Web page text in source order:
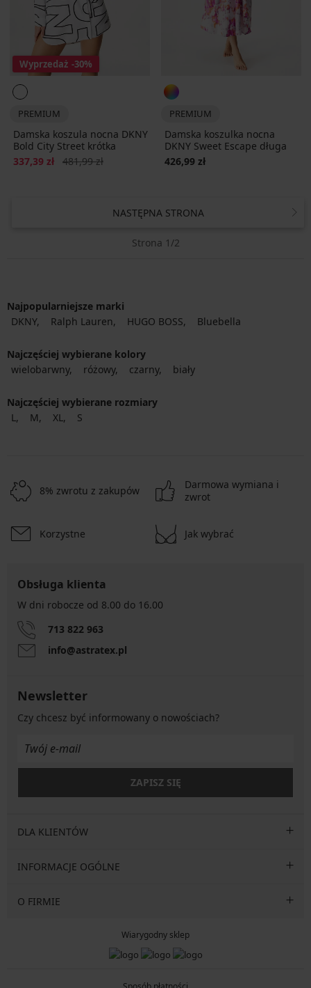
Wyprzedaż -30%
PREMIUM
Damska koszula nocna DKNY
Bold City Street krótka
Zniżka
337,39 zł Pierwotna cena
481,99 zł
PREMIUM
Damska koszulka nocna
DKNY Sweet Escape długa
426,99 zł
NASTĘPNA STRONA
Strona 1/2
Najpopularniejsze marki
DKNY
Ralph Lauren HUGO BOSS Bluebella
Najczęściej wybierane kolory
wielobarwny
różowy czarny biały
Najczęściej wybierane rozmiary
L
M XL S
8% zwrotu z zakupów
Darmowa wymiana i
zwrot
Korzystne Jak wybrać
Obsługa klienta
W dni robocze od 8.00 do 16.00
713 822 963
info@astratex.pl
Newsletter
Czy chcesz być informowany o nowościach?
ZAPISZ SIĘ
DLA KLIENTÓW
INFORMACJE OGÓLNE
O FIRMIE
Wiarygodny sklep